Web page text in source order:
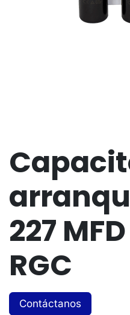
227
RGC
Contáctanos